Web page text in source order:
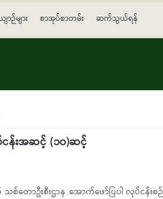
ာဉ်များ စာအုပ်စာတမ်း ဆက်သွယ်ရန်
းအဆင့် (၁၀)ဆင့်
ောဦးစီးဌာန အောက်ဖော်ပြပါ လုပ်ငန်းစဉ်